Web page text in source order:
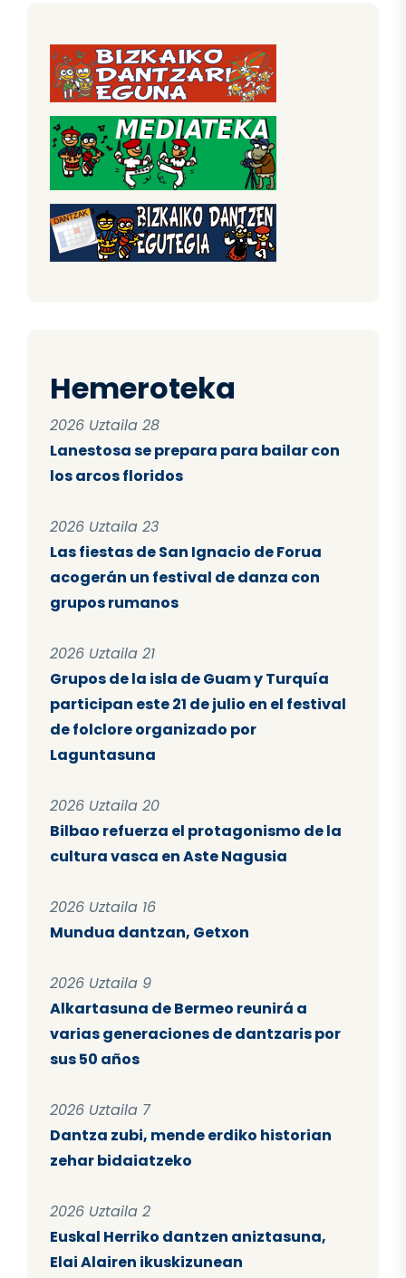
Hemeroteka
2026 Uztaila 28
Lanestosa se prepara para bailar con
los arcos floridos
2026 Uztaila 23
Las fiestas de San Ignacio de Forua
acogerán un festival de danza con
grupos rumanos
2026 Uztaila 21
Grupos de la isla de Guam y Turquía
participan este 21 de julio en el festival
de folclore organizado por
Laguntasuna
2026 Uztaila 20
Bilbao refuerza el protagonismo de la
cultura vasca en Aste Nagusia
2026 Uztaila 16
Mundua dantzan, Getxon
2026 Uztaila 9
Alkartasuna de Bermeo reunirá a
varias generaciones de dantzaris por
sus 50 años
2026 Uztaila 7
Dantza zubi, mende erdiko historian
zehar bidaiatzeko
2026 Uztaila 2
Euskal Herriko dantzen aniztasuna,
Elai Alairen ikuskizunean